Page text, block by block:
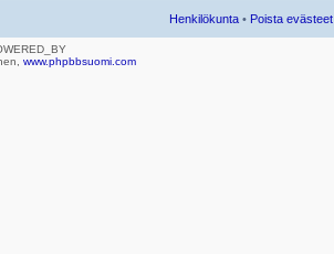
Henkilökunta • Poista evästeet
www.phpbbsuomi.com